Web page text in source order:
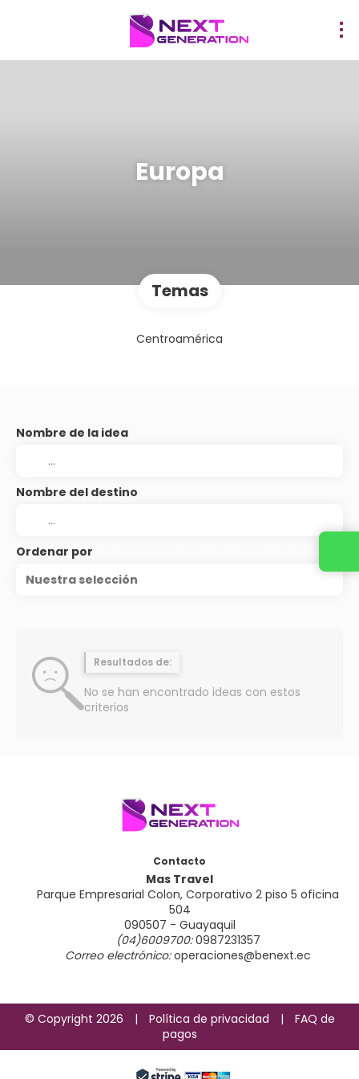
Europa
Temas
Centroamérica
Nombre de la idea
Nombre del destino
Ordenar por
Nuestra selección
Resultados de:
No se han encontrado ideas con estos
criterios
Contacto
Mas Travel
Parque Empresarial Colon, Corporativo 2 piso 5 oficina
504
090507 - Guayaquil
(04)6009700:0987231357
Correo electrónico:operaciones@benext.ec
© Copyright 2026 | Política de privacidad |
FAQ de
pagos
Contacta con tu asesor de confianza